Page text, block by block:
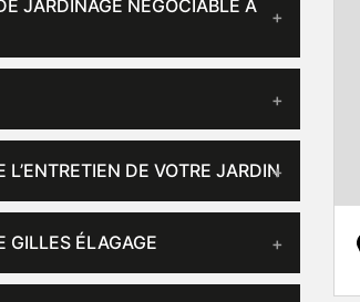
JARDINAGE NÉGOCIABLE À
DE VOTRE JARDIN
GILLES ÉLAGAGE